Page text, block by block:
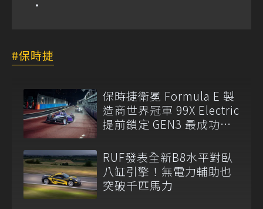
保時捷
保時捷衛冕 Formula E 製
造商世界冠軍 99X Electric
提前鎖定 GEN3 最成功賽
RUF發表全新B8水平對臥
八缸引擎！無電力輔助也
突破千匹馬力